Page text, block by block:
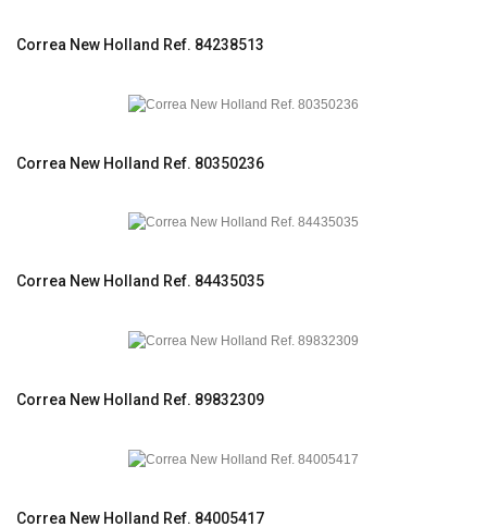
Correa New Holland Ref. 84238513
Correa New Holland Ref. 80350236
Correa New Holland Ref. 84435035
Correa New Holland Ref. 89832309
Correa New Holland Ref. 84005417